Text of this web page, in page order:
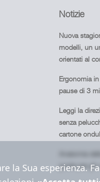
Notizie
Nuova
modelli, un
orientati al
Ergonomia
pause di 3
Leggi la
senza
cartone
guida per gli
la Sua esperienza.